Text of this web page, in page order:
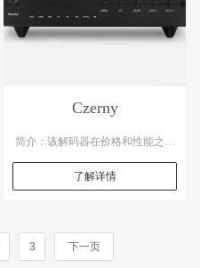
Czerny
简介：该解码器在价格和性能之间
取得了完美的平衡。它具备强大的
够满足您对音质的要求。此外还拥
了解详情
3 下一页